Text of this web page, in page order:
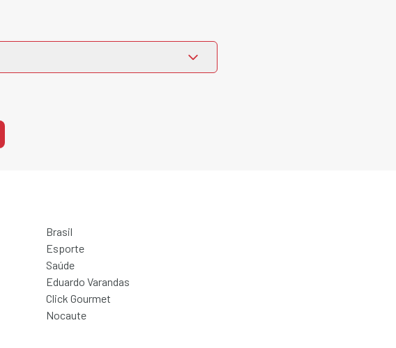
Brasil
Esporte
Saúde
Eduardo Varandas
Click Gourmet
Nocaute